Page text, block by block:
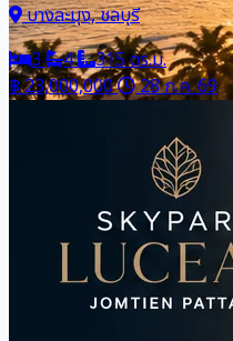
บางละมุง, ชลบุรี
3
4
315 ตร.ม.
฿ 23,000,000
28 ก.ค. 69